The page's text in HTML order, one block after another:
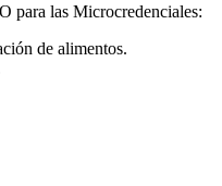
para las Microcredenciales:
de alimentos.